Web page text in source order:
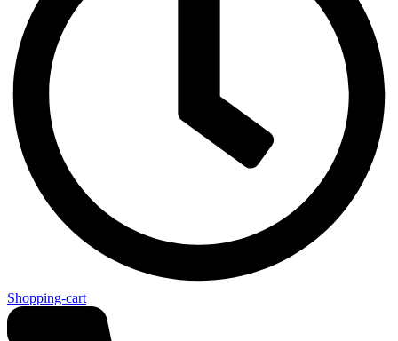
Shopping-cart